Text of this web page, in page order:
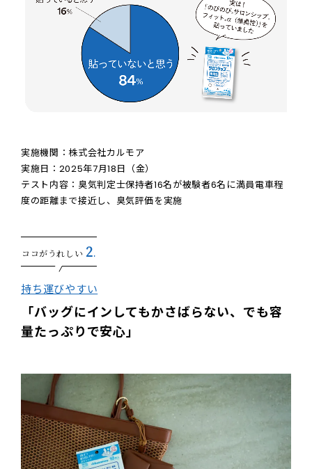
実施機関：株式会社カルモア
実施日：2025年7月18日（金）
テスト内容：臭気判定士保持者16名が被験者6名に満員電車程
度の距離まで接近し、臭気評価を実施
ココがうれしい 2.
持ち運びやすい
「バッグにインしてもかさばらない、でも容
量たっぷりで安心」